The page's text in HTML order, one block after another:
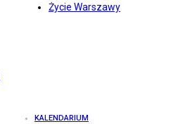
Życie Warszawy
KALENDARIUM